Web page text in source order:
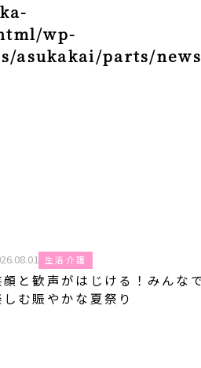
wp-
asukakai/parts/
生活介護
顔と歓声がはじける！みんな
しむ賑やかな夏祭り